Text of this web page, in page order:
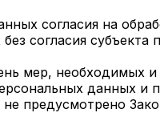
согласия на
согласия
мер, необходимых
данных и
предусмотрено